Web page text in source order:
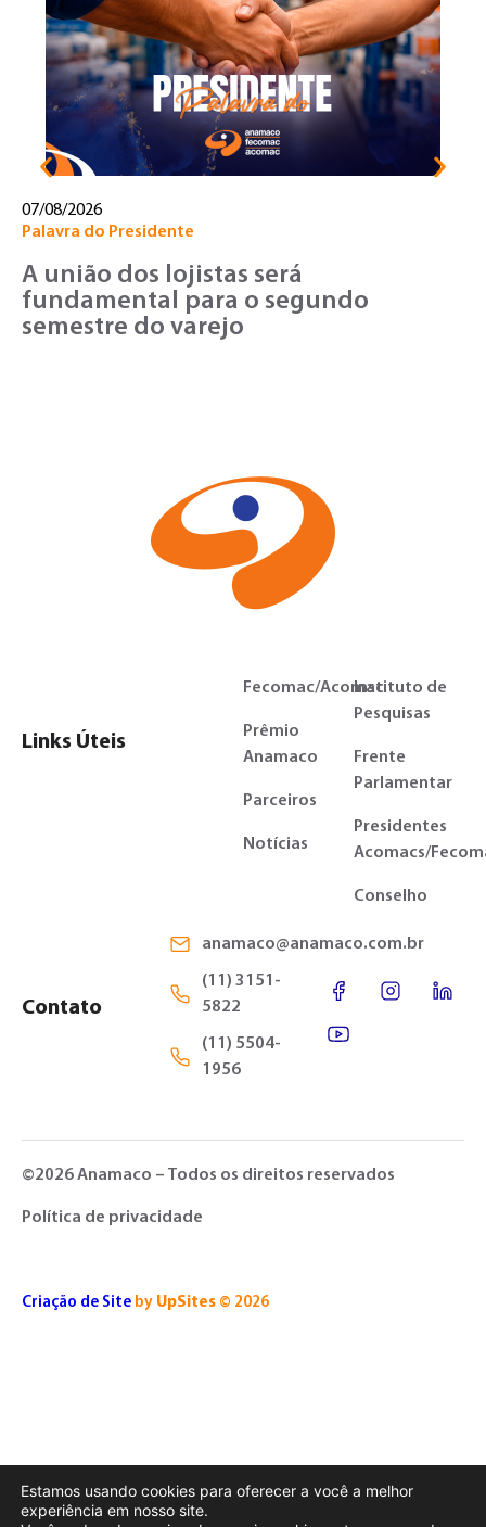
07/08/2026
Palavra do Presidente
A união dos lojistas será
fundamental para o segundo
semestre do varejo
Links Úteis
Fecomac/Acomac
Prêmio
Anamaco
Parceiros
Notícias
Instituto de
Pesquisas
Frente
Parlamentar
Presidentes
Acomacs/
Conselho
Contato
anamaco@anamaco.com.br
(11) 3151-
5822
(11) 5504-
1956
©2026 Anamaco – Todos os direitos reservados
Política de privacidade
Criação de Site by UpSites © 2026
Estamos usando cookies para oferecer a você a melhor
experiência em nosso site.